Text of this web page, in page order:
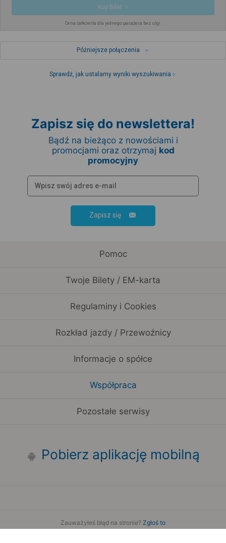
Kup Bilet
Cena całkowita dla jednego pasażera bez ulgi
Późniejsze połączenia
Sprawdź, jak ustalamy wyniki wyszukiwania
Zapisz się do newslettera!
Bądź na bieżąco z nowościami i
promocjami oraz otrzymaj kod
promocyjny
Zapisz się
Pomoc
Twoje Bilety / EM-karta
Regulaminy i Cookies
Rozkład jazdy / Przewoźnicy
Informacje o spółce
Współpraca
Pozostałe serwisy
Pobierz aplikację mobilną
Zauważyłeś błąd na stronie? Zgłoś to